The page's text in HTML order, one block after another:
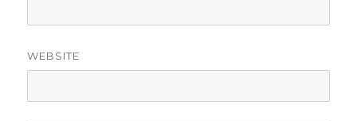
WEBSITE